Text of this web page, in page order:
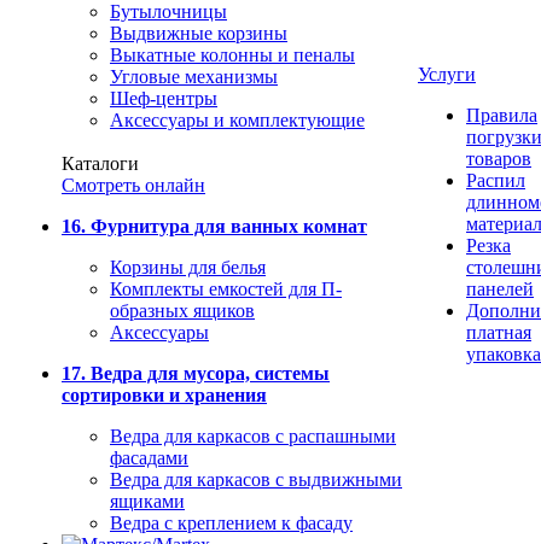
Бутылочницы
Выдвижные корзины
Выкатные колонны и пеналы
Угловые механизмы
Шеф-центры
Аксессуары и комплектующие
Каталоги
Смотреть онлайн
16. Фурнитура для ванных комнат
Корзины для белья
Комплекты емкостей для П-
образных ящиков
Аксессуары
17. Ведра для мусора, системы
сортировки и хранения
Ведра для каркасов с распашными
фасадами
Ведра для каркасов с выдвижными
ящиками
Ведра с креплением к фасаду
Услуги
Правила
погрузки
товаров
Распил
Резка
панелей
платная
упаковка